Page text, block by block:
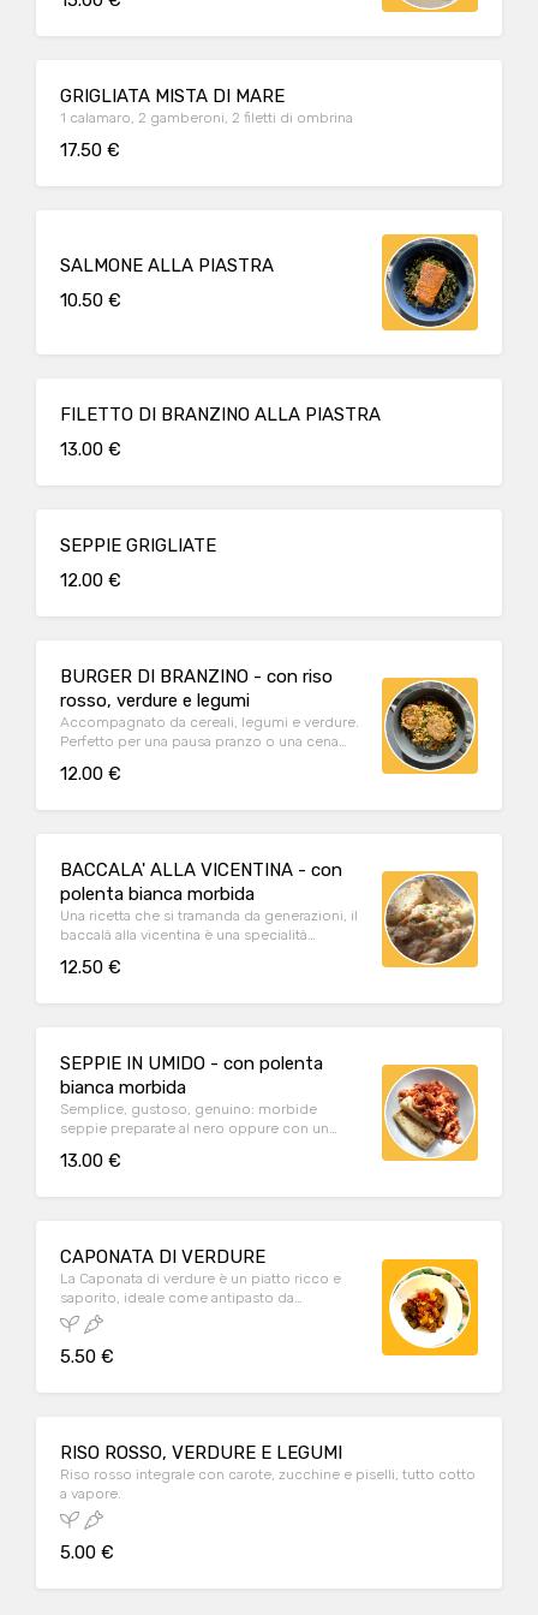
GRIGLIATA MISTA DI MARE
1 calamaro, 2 gamberoni, 2 filetti di ombrina
17.50 €
SALMONE ALLA PIASTRA
10.50 €
FILETTO DI BRANZINO ALLA PIASTRA
13.00 €
SEPPIE GRIGLIATE
12.00 €
BURGER DI BRANZINO - con riso
rosso, verdure e legumi
Accompagnato da cereali, legumi e verdure.
Perfetto per una pausa pranzo o una cena
12.00 €
BACCALA' ALLA VICENTINA - con
polenta bianca morbida
Una ricetta che si tramanda da generazioni, il
baccalà alla vicentina è una specialità
12.50 €
SEPPIE IN UMIDO - con polenta
bianca morbida
Semplice, gustoso, genuino: morbide
seppie preparate al nero oppure con un
13.00 €
CAPONATA DI VERDURE
La Caponata di verdure è un piatto ricco e
saporito, ideale come antipasto da
condividere, contorno o pranzo/cena. E' un
piatto vegetariano e vegano.
5.50 €
RISO ROSSO, VERDURE E LEGUMI
Riso rosso integrale con carote, zucchine e piselli, tutto cotto
a vapore.
5.00 €